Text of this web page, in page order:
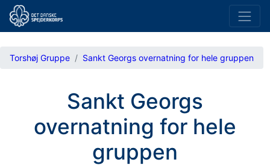
Torshøj Gruppe Sankt Georgs overnatning for hele gruppen
Sankt Georgs
overnatning for hele
gruppen